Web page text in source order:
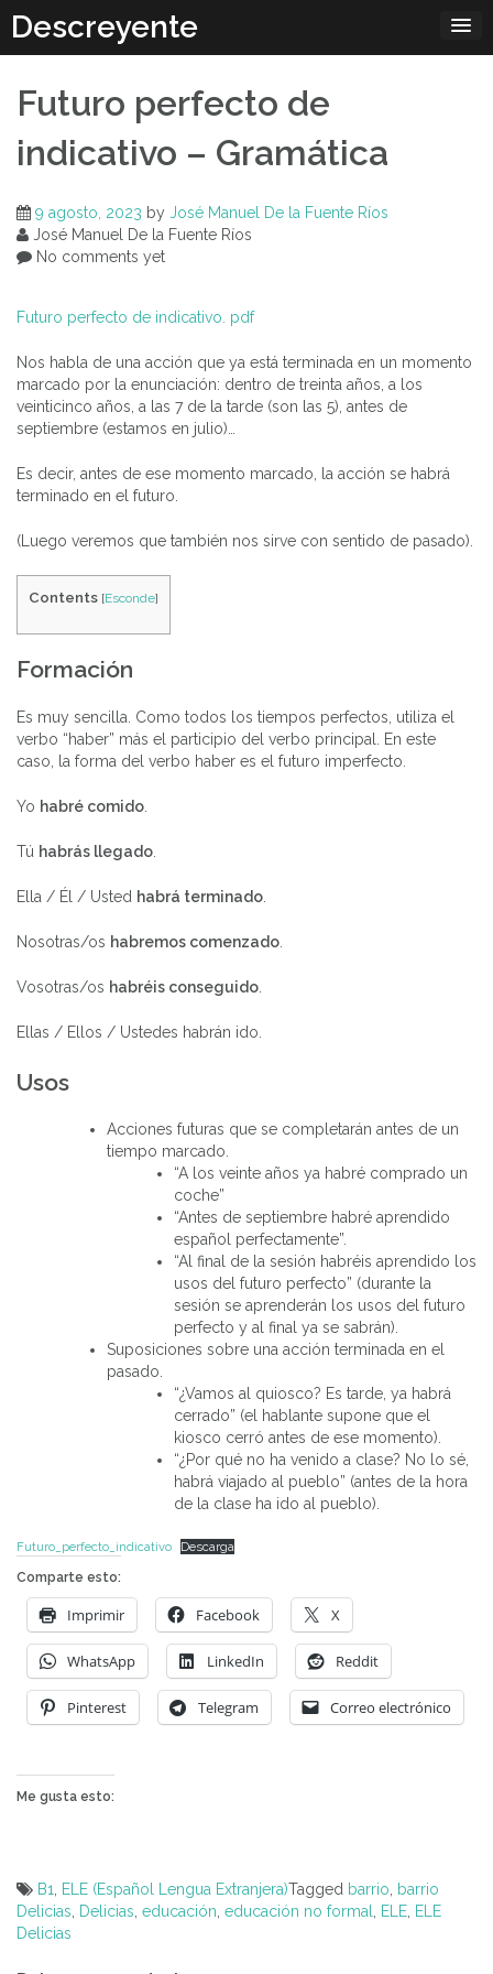
content
Descreyente
Futuro perfecto de
indicativo – Gramática
9 agosto, 2023 by José Manuel De la Fuente Ríos
José Manuel De la Fuente Ríos
No comments yet
Futuro perfecto de indicativo. pdf
Nos habla de una acción que ya está terminada en un momento
marcado por la enunciación: dentro de treinta años, a los
veinticinco años, a las 7 de la tarde (son las 5), antes de
septiembre (estamos en julio)…
Es decir, antes de ese momento marcado, la acción se habrá
terminado en el futuro.
(Luego veremos que también nos sirve con sentido de pasado).
Contents [Esconde]
Formación
Es muy sencilla. Como todos los tiempos perfectos, utiliza el
verbo “haber” más el participio del verbo principal. En este
caso, la forma del verbo haber es el futuro imperfecto.
Yo habré comido
Tú habrás llegado
Ella / Él / Usted habrá terminado
Nosotras/os habremos comenzado
Vosotras/os habréis conseguido
Ellas / Ellos / Ustedes habrán ido.
Usos
Acciones futuras que se completarán antes de un
tiempo marcado.
“A los veinte años ya habré comprado un
coche”
“Antes de septiembre habré aprendido
español perfectamente”.
“Al final de la sesión habréis aprendido los
usos del futuro perfecto” (durante la
sesión se aprenderán los usos del futuro
perfecto y al final ya se sabrán).
Suposiciones sobre una acción terminada en el
pasado.
“¿Vamos al quiosco? Es tarde, ya habrá
cerrado” (el hablante supone que el
kiosco cerró antes de ese momento).
“¿Por qué no ha venido a clase? No lo sé,
habrá viajado al pueblo” (antes de la hora
de la clase ha ido al pueblo).
Futuro_perfecto_indicativo
Descarga
Comparte esto:
Imprimir Facebook X
WhatsApp LinkedIn Reddit
Pinterest Telegram Correo electrónico
Me gusta esto:
B1 ELE (Español Lengua Extranjera)Tagged barrio
barrio
Delicias
Delicias educación educación no formal ELE ELE
Delicias